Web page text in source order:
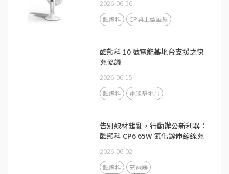
2026-06-26
酷態科 CP桌上型風扇
酷態科 10 號電能基地台支援之快
充協議
2026-06-15
酷態科 電能基地台
告別線材雜亂，行動辦公新利器：
酷態科 CP6 65W 氮化鎵伸縮線充
2026-06-02
酷態科 充電器